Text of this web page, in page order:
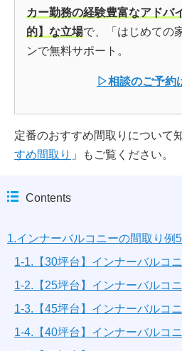
カー勤務の経験豊富なアドバ
的】な立場で、「はじめての
ンで無料サポート。
▷相談のご予約
定番のおすすめ間取りについて
すめ間取り 」もご覧ください。
Contents
1.インナーバルコニーの間取り例
1-1.【30坪台】インナーバルコ
1-2.【25坪台】インナーバルコ
1-3.【45坪台】インナーバルコ
1-4.【40坪台】インナーバルコ